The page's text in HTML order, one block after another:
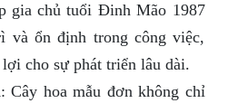
gia chủ tuổi Đinh Mão 1987
và ổn định trong công việc,
cho sự phát triển lâu dài.
: Cây hoa mẫu đơn không chỉ